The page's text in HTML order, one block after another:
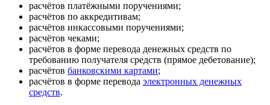
расчётов платёжными поручениями;
расчётов по аккредитивам;
расчётов инкассовыми поручениями;
расчётов чеками;
расчётов в форме перевода денежных средств по
требованию получателя средств (прямое дебетование);
расчётов банковскими картами;
расчётов в форме перевода электронных денежных
средств.